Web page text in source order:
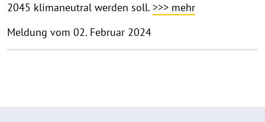
2045 klimaneutral werden soll. >>> mehr
Meldung vom 02. Februar 2024